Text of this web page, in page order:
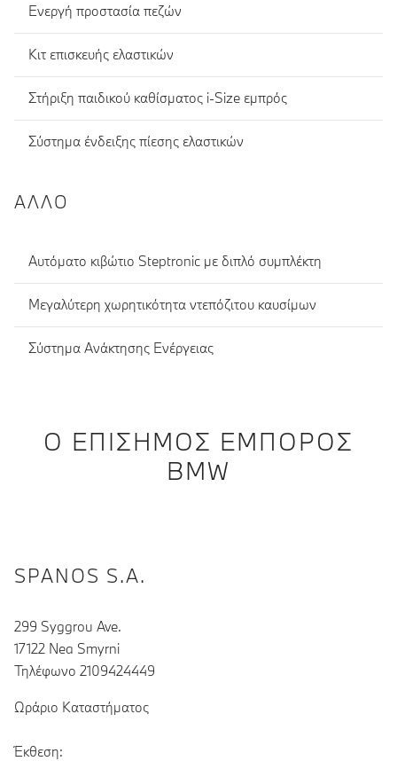
Ενεργή προστασία πεζών
Κιτ επισκευής ελαστικών
Στήριξη παιδικού καθίσματος i-Size εμπρός
Σύστημα ένδειξης πίεσης ελαστικών
ΆΛΛΟ
Αυτόματο κιβώτιο Steptronic με διπλό συμπλέκτη
Μεγαλύτερη χωρητικότητα ντεπόζιτου καυσίμων
Σύστημα Ανάκτησης Ενέργειας
Ο ΕΠΊΣΗΜΟΣ ΈΜΠΟΡΟΣ
BMW
SPANOS S.A.
299 Syggrou Ave.
17122 Nea Smyrni
Τηλέφωνο 2109424449
Ωράριο Καταστήματος
Έκθεση: